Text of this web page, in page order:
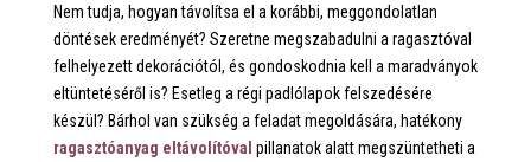
Nem tudja, hogyan távolítsa el a korábbi, meggondolatlan
döntések eredményét? Szeretne megszabadulni a ragasztóval
felhelyezett dekorációtól, és gondoskodnia kell a maradványok
eltüntetéséről is? Esetleg a régi padlólapok felszedésére
készül? Bárhol van szükség a feladat megoldására, hatékony
ragasztóanyag eltávolítóval pillanatok alatt megszüntetheti a